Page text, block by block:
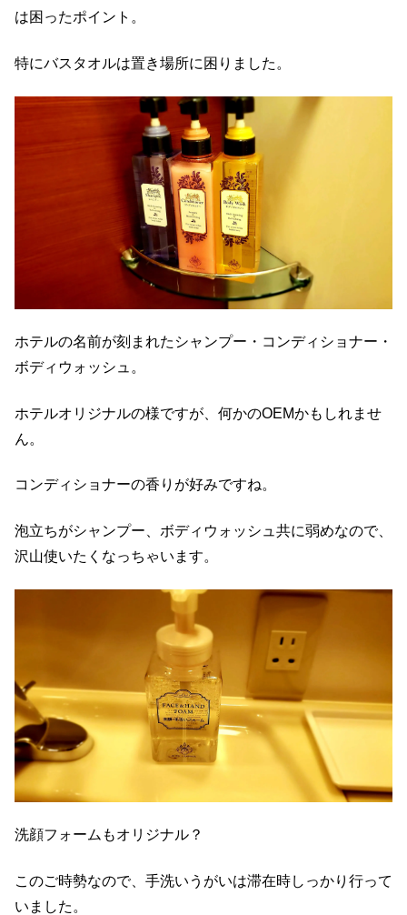
は困ったポイント。
特にバスタオルは置き場所に困りました。
ホテルの名前が刻まれたシャンプー・コンディショナー・
ボディウォッシュ。
ホテルオリジナルの様ですが、何かのOEMかもしれませ
ん。
コンディショナーの香りが好みですね。
泡立ちがシャンプー、ボディウォッシュ共に弱めなので、
沢山使いたくなっちゃいます。
洗顔フォームもオリジナル？
このご時勢なので、手洗いうがいは滞在時しっかり行って
いました。